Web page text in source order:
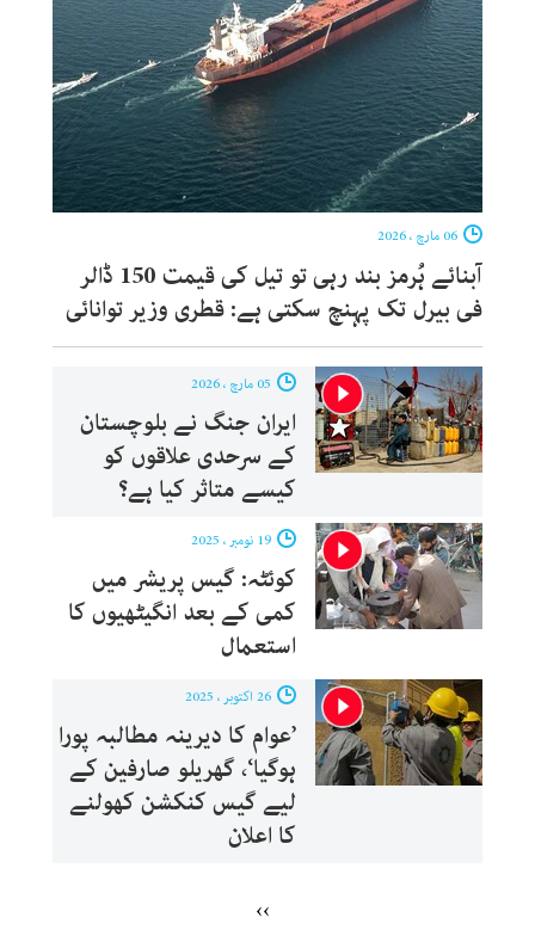
آبنائے ہُرمز بند رہی تو تیل کی قیمت 150 ڈالر
فی بیرل تک پہنچ سکتی ہے: قطری وزیر توانائی
ایران جنگ نے بلوچستان
کے سرحدی علاقوں کو
کیسے متاثر کیا ہے؟
کوئٹہ: گیس پریشر میں
کمی کے بعد انگیٹھیوں کا
استعمال
’عوام کا دیرینہ مطالبہ پورا
ہوگیا‘، گھریلو صارفین کے
لیے گیس کنکشن کھولنے
کا اعلان
››